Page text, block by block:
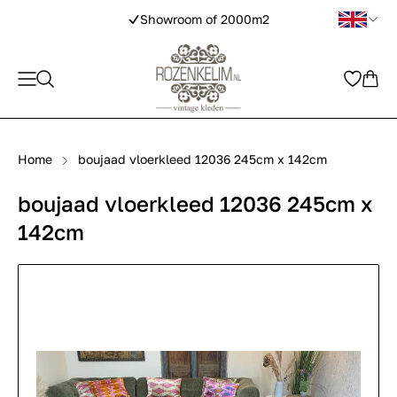
Showroom of 2000m2
Home boujaad vloerkleed 12036 245cm x 142cm
boujaad vloerkleed 12036 245cm x
142cm